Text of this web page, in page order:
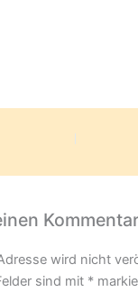
Kommentar
wird nicht
sind mit *